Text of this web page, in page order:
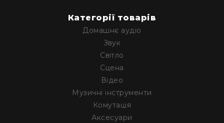
освітлення
Для
приміщень
Просто
неба
Для
занурення
Ефекти
Категорії товарів
Домашнє аудіо
Звук
Світло
Сцена
Відео
Музичні інструменти
Комутація
Аксесуари